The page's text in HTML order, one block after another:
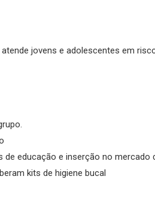
jovens e adolescentes em
educação e inserção no mercado
kits de higiene bucal